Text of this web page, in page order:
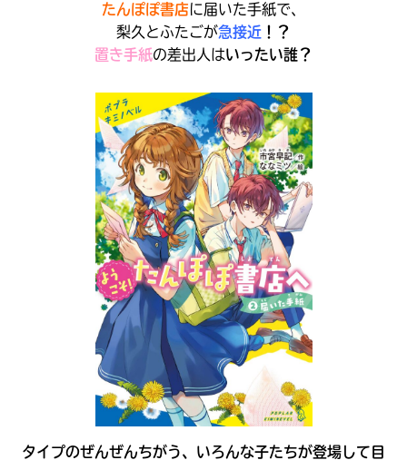
大人気
シリーズに
出会える
キミノラジオ配信中！
見られる
たんぽぽ書店に届いた手紙で、
梨久とふたごが急接近 ！？
置き手紙の差出人はいったい誰？
タイプのぜんぜんちがう、いろんな子たちが登場して目